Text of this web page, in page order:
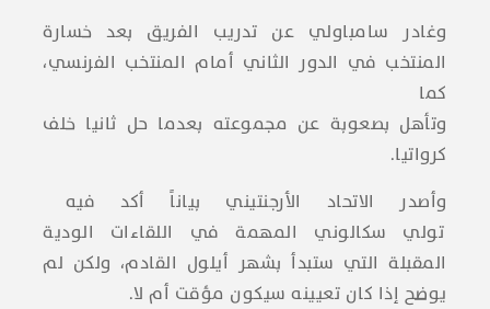
وغادر سامباولي عن تدريب الفريق بعد خسارة
المنتخب في الدور الثاني أمام المنتخب الفرنسي،
كما
وتأهل بصعوبة عن مجموعته بعدما حل ثانيا خلف
كرواتيا.
وأصدر الاتحاد الأرجنتيني بياناً أكد فيه
تولي سكالوني المهمة في اللقاءات الودية
المقبلة التي ستبدأ بشهر أيلول القادم، ولكن لم
يوضح إذا كان تعيينه سيكون مؤقت أم لا.